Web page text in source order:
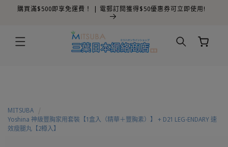
跳至內容
購買滿$500即享免運費！ | 電郵訂閱獲得$50優惠券可立即使用!
物
MITSUBA
Yoshina 神級豐胸家用套裝【1盒入（精華＋豐胸素）】 + D21 LEG-ENDARY 速
效瘦腿丸【2樽入】